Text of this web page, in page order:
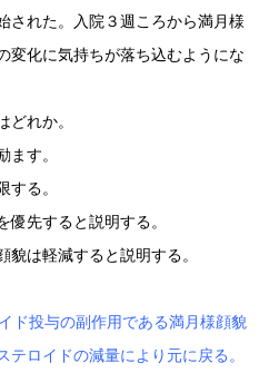
された。入院３週ころから満月様
変化に気持ちが落ち込むようにな
どれか。
ます。
する。
優先すると説明する。
貌は軽減すると説明する。
投与の副作用である満月様顔貌
テロイドの減量により元に戻る。